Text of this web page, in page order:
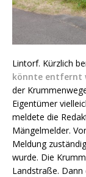
Lintorf. Kürzlich
könnte entfernt
der
Eigentümer
meldete die
Mängelmelder.
Meldung
wurde. Die
Landstraße.